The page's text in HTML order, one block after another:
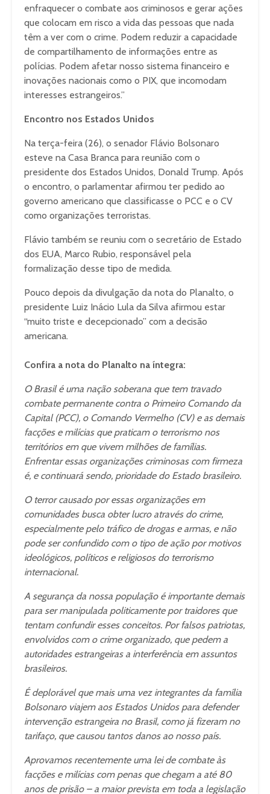
enfraquecer o combate aos criminosos e gerar ações
que colocam em risco a vida das pessoas que nada
têm a ver com o crime. Podem reduzir a capacidade
de compartilhamento de informações entre as
polícias. Podem afetar nosso sistema financeiro e
inovações nacionais como o PIX, que incomodam
interesses estrangeiros.”
Encontro nos Estados Unidos
Na terça-feira (26), o senador Flávio Bolsonaro
esteve na Casa Branca para reunião com o
presidente dos Estados Unidos, Donald Trump. Após
o encontro, o parlamentar afirmou ter pedido ao
governo americano que classificasse o PCC e o CV
como organizações terroristas.
Flávio também se reuniu com o secretário de Estado
dos EUA, Marco Rubio, responsável pela
formalização desse tipo de medida.
Pouco depois da divulgação da nota do Planalto, o
presidente Luiz Inácio Lula da Silva afirmou estar
“muito triste e decepcionado” com a decisão
americana.
Confira a nota do Planalto na íntegra:
O Brasil é uma nação soberana que tem travado
combate permanente contra o Primeiro Comando da
Capital (PCC), o Comando Vermelho (CV) e as demais
facções e milícias que praticam o terrorismo nos
territórios em que vivem milhões de famílias.
Enfrentar essas organizações criminosas com firmeza
é, e continuará sendo, prioridade do Estado brasileiro.
O terror causado por essas organizações em
comunidades busca obter lucro através do crime,
especialmente pelo tráfico de drogas e armas, e não
pode ser confundido com o tipo de ação por motivos
ideológicos, políticos e religiosos do terrorismo
internacional.
A segurança da nossa população é importante demais
para ser manipulada politicamente por traidores que
tentam confundir esses conceitos. Por falsos patriotas,
envolvidos com o crime organizado, que pedem a
autoridades estrangeiras a interferência em assuntos
brasileiros.
É deplorável que mais uma vez integrantes da família
Bolsonaro viajem aos Estados Unidos para defender
intervenção estrangeira no Brasil, como já fizeram no
tarifaço, que causou tantos danos ao nosso país.
Aprovamos recentemente uma lei de combate às
facções e milícias com penas que chegam a até 80
anos de prisão – a maior prevista em toda a legislação